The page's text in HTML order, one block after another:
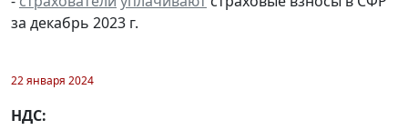
за декабрь 2023 г.
22 января 2024
НДС: